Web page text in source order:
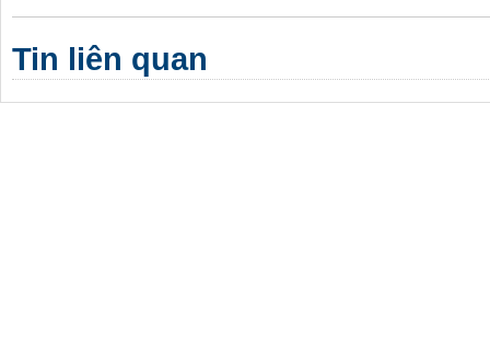
Tin liên quan